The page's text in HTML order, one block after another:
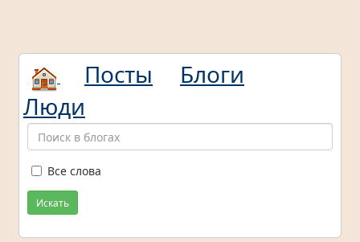
Посты
Блоги
Люди
Все слова
Искать